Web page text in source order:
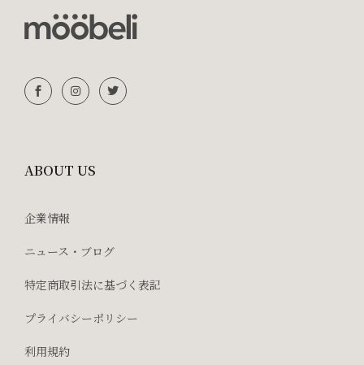
ABOUT US
企業情報
ニュース・ブログ
特定商取引法に基づく表記
プライバシーポリシー
利用規約